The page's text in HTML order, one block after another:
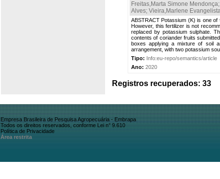
Freitas,Marta Simone Mendonça
Alves; Vieira,Marlene
ABSTRACT Potassium (K) is one
However, this fertilizer is not
replaced by potassium sulphate.
contents of coriander fruits
boxes applying a mixture of soil
arrangement, with two potassium
Tipo: Info:eu-repo/semantics/article
Ano: 2020
Registros recuperados: 33
Empresa Brasileira de Pesquisa Agropecuária - Embrapa
Todos os direitos reservados, conforme Lei n° 9.610
Política de Privacidade
Área restrita